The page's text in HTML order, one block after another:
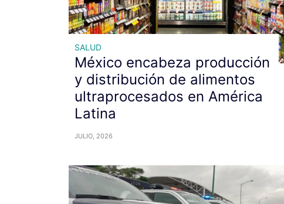
SALUD
México encabeza producción
y distribución de alimentos
ultraprocesados en América
Latina
JULIO, 2026